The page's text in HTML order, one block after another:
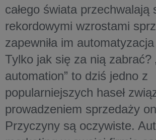
całego świata przechwalają
rekordowymi wzrostami
zapewniła im
Tylko jak się za nią zabrać?
automation” to dziś jedno z
popularniejszych haseł
prowadzeniem sprzedaży
Przyczyny są oczywiste.